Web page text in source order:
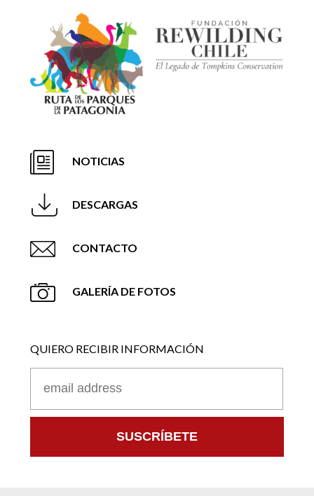
NOTICIAS
DESCARGAS
CONTACTO
GALERÍA DE FOTOS
QUIERO RECIBIR INFORMACIÓN